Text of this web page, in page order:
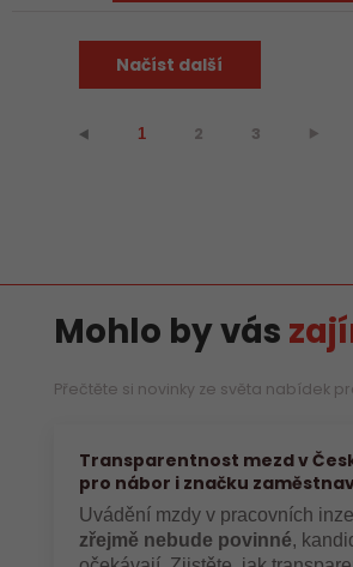
Načíst další
⯇ 1 2 3 ⯈
Mohlo by vás
Přečtěte si novinky ze světa nabídek
Transparentnost mezd v
pro nábor i značku
Uvádění mzdy v pracovních
zřejmě nebude povinné,